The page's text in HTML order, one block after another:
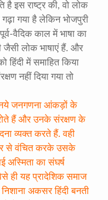
इस राष्ट्र की, वो लोक
गढ़ा गया है लेकिन भोजपुरी
वैदिक काल में भाषा का
जैसी लोक भाषाएं हैं. और
हिंदी में समाहित किया
नहीं दिया गया तो
नये जनगणना आंकड़ों के
रोते हैं और उनके संरक्षण के
व्यक्त करते हैं. वही
से वंचित करके उसके
अस्मिता का संघर्ष
ही यह प्रादेशिक समाज
निशाना अकसर हिंदी बनती